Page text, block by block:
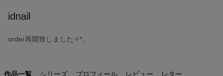
idnail
order再開致しました✧︎*。
作品一覧 シリーズ プロフィール レビュー レター